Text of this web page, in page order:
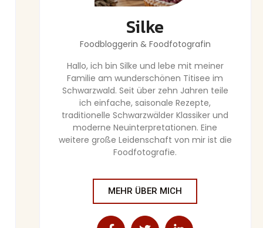
Silke
Foodbloggerin & Foodfotografin
Hallo, ich bin Silke und lebe mit meiner
Familie am wunderschönen Titisee im
Schwarzwald. Seit über zehn Jahren teile
ich einfache, saisonale Rezepte,
traditionelle Schwarzwälder Klassiker und
moderne Neuinterpretationen. Eine
weitere große Leidenschaft von mir ist die
Foodfotografie.
MEHR ÜBER MICH